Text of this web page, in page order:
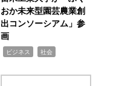
おか未来型園芸農業創
出コンソーシアム」参
画
ビジネス 社会